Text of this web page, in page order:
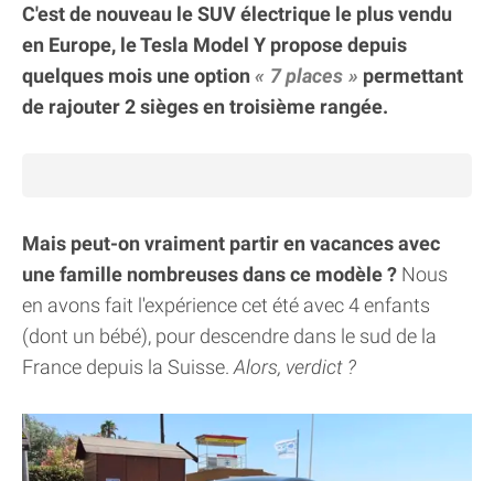
C'est de nouveau le SUV électrique le plus vendu
en Europe, le Tesla Model Y propose depuis
quelques mois une option
7 places
permettant
de rajouter 2 sièges en troisième rangée.
Mais peut-on vraiment partir en vacances avec
une famille nombreuses dans ce modèle ? Nous
en avons fait l'expérience cet été avec 4 enfants
(dont un bébé), pour descendre dans le sud de la
France depuis la Suisse. Alors, verdict ?